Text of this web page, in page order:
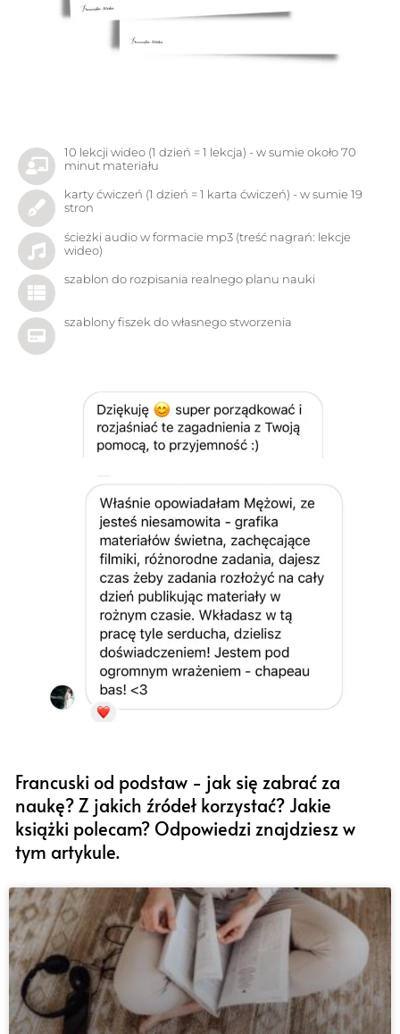
10 lekcji wideo (1 dzień = 1 lekcja) - w sumie około 70
minut materiału
karty ćwiczeń (1 dzień = 1 karta ćwiczeń) - w sumie 19
stron
ścieżki audio w formacie mp3 (treść nagrań: lekcje
wideo)
szablon do rozpisania realnego planu nauki
szablony fiszek do własnego stworzenia
Francuski od podstaw - jak się zabrać za
naukę? Z jakich źródeł korzystać? Jakie
książki polecam? Odpowiedzi znajdziesz w
tym artykule.